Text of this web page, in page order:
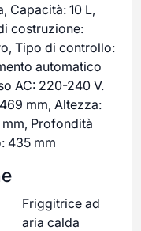
Capacità: 10 L,
costruzione:
Tipo di controllo:
automatico
AC: 220-240 V.
mm, Altezza:
Profondità
435 mm
Friggitrice ad
aria calda